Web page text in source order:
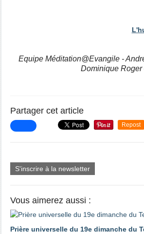
Equipe Méditation@Evangile -
Dominique Roger
Partager cet article
Repost
S'inscrire à la newsletter
Vous aimerez aussi :
Prière universelle du 19e dimanche du